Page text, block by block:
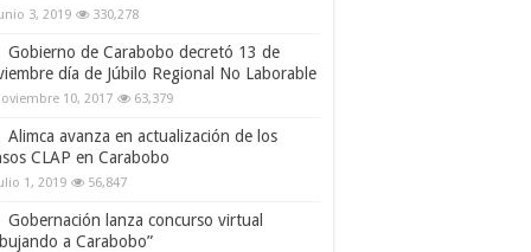
3, 2019 330,278
Gobierno de Carabobo decretó 13 de
día de Júbilo Regional No Laborable
10, 2017 63,379
Alimca avanza en actualización de los
CLAP en Carabobo
1, 2019 56,847
Gobernación lanza concurso virtual
a Carabobo”